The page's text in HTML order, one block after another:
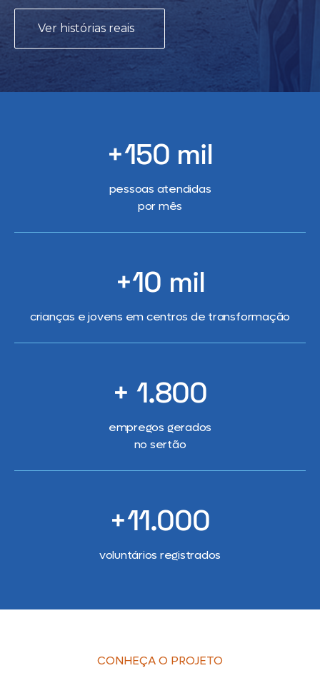
Ver histórias reais
+150 mil
pessoas atendidas
por mês
+10 mil
crianças e jovens em centros de transformação
+ 1.800
empregos gerados
no sertão
+11.000
voluntários registrados
CONHEÇA O PROJETO